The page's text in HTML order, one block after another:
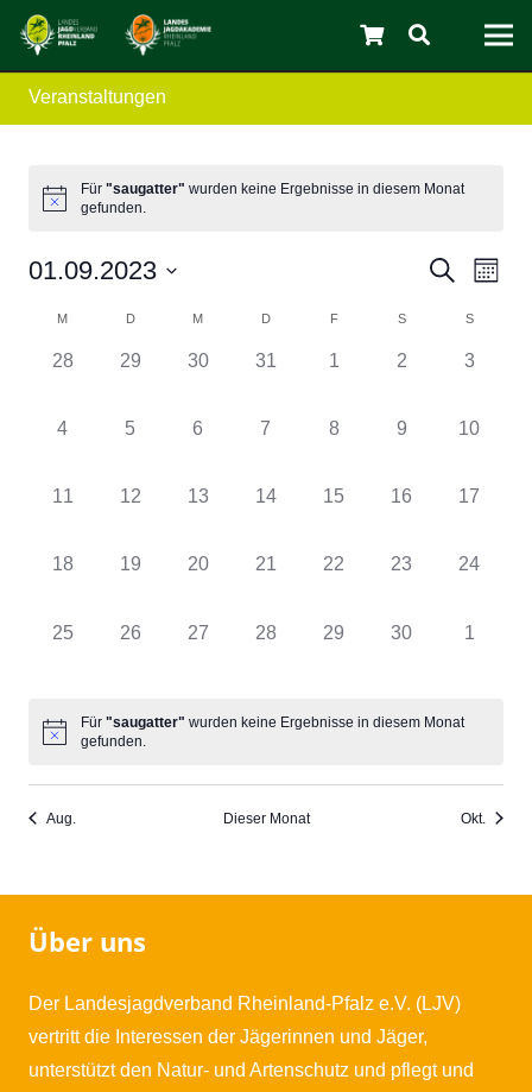
Veranstaltungen
Für "saugatter" wurden keine Ergebnisse in diesem Monat
gefunden.
Suche
und
Suche
Monat
01.09.2023
Kalender
von
Veranstaltungen
M D M D F S S
0
28
0
29
0
30
0
31
0
1
0
2
0
3
0
4
0
5
0
6
0
7
0
8
0
9
0
10
0
11
0
12
0
13
0
14
0
15
0
16
0
17
0
18
0
19
0
20
0
21
0
22
0
23
0
24
0
25
0
26
0
27
0
28
0
29
0
30
0
1
Für "saugatter" wurden keine Ergebnisse in diesem Monat
gefunden.
Aug. Dieser Monat Okt.
Über uns
Der Landesjagdverband Rheinland-Pfalz e.V. (LJV)
vertritt die Interessen der Jägerinnen und Jäger,
unterstützt den Natur- und Artenschutz und pflegt und